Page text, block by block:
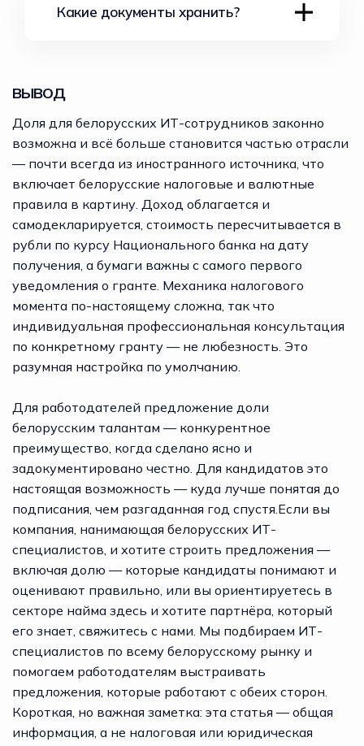
с уже улаженным белорусским
рубли по курсу Национального банка
момент для ваших конкретных
опционов или RSU — вопрос к
профессионалу, который видит
документы плана.
фиксированной цене страйка после
переданные вам при вестинге, без
покупки, и они сохраняют стоимость,
пока цена не упадёт до нуля. Опционы
несут больше потенциала и больше
риска; RSU несут более ровную, но
меньшую стоимость. Большинство
планов используют график вестинга в
три-пять лет, часто с годовым
клиффом.
Какие документы хранить?
гранте, отчёты о вестинге, выписки
брокера и подтверждение любого
уплаченного иностранного налога.
Если ваша работа связана со
дней присутствия, поскольку
налоговое резидентство зависит от
них. Восстанавливать многолетнюю
историю доли в момент налогов
больно и рискованно.
ВЫВОД
Доля для белорусских ИТ-сотрудников законно
возможна и всё больше становится частью отрасли
— почти всегда из иностранного источника, что
включает белорусские налоговые и валютные
правила в картину. Доход облагается и
самодекларируется, стоимость пересчитывается в
рубли по курсу Национального банка на дату
получения, а бумаги важны с самого первого
уведомления о гранте. Механика налогового
момента по-настоящему сложна, так что
индивидуальная профессиональная консультация
по конкретному гранту — не любезность. Это
разумная настройка по умолчанию.
Для работодателей предложение доли
белорусским талантам — конкурентное
преимущество, когда сделано ясно и
задокументировано честно. Для кандидатов это
настоящая возможность — куда лучше понятая до
подписания, чем разгаданная год спустя.Если вы
компания, нанимающая белорусских ИТ-
специалистов, и хотите строить предложения —
включая долю — которые кандидаты понимают и
оценивают правильно, или вы ориентируетесь в
секторе найма здесь и хотите партнёра, который
его знает, свяжитесь с нами. Мы подбираем ИТ-
специалистов по всему белорусскому рынку и
помогаем работодателям выстраивать
предложения, которые работают с обеих сторон.
Короткая, но важная заметка: эта статья — общая
информация, а не налоговая или юридическая